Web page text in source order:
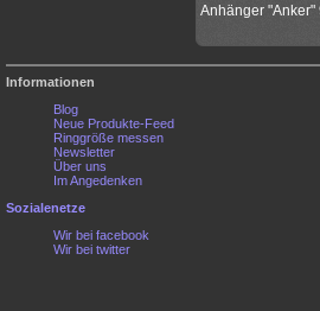
Anhänger
Informationen
Blog
Neue Produkte-Feed
Ringgröße messen
Newsletter
Über uns
Im Angedenken
Sozialenetze
Wir bei facebook
Wir bei twitter